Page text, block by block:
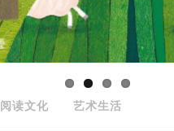
阅读文化 艺术生活